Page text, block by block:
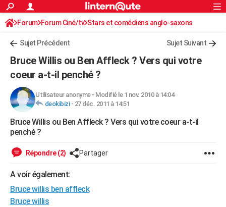
ACTUALITÉS
Politique
Société
Faits Divers
Education
Monde
Villes
+
Programme TV
Sorties cinéma
FINANCE
Retraite
Impôts
Epargne
Immobilier
Risques naturels par ville
Banque
Assurance
Crédit
AUTO
Essais
Réserver un essai
Citadines
Berlines
SUV
Forum auto
HIGH-TECH
Mobiles
Meilleur smartphone
Internet
Ordinateurs
Jeux vidéo
Guide high-tech
+BRICOLAGE
Forum
Aménagement intérieur
Extérieur
Cuisine
Salle de bains
Jardinage
Rangement
WEEK-END
Guides de France
Escapades
Patrimoine
Expositions
Musées
Week-end nature
+LIFESTYLE
Art de vivre
Bien-être
Loisirs
Mode
Modes de vie
SANTE
Rechercher
S'inscrire
Connexion
Forum Forum Ciné/tv Stars et comédiens anglo-saxons
Sujet Précédent Sujet Suivant
Bruce Willis ou Ben Affleck ? Vers qui votre
coeur a-t-il penché ?
Utilisateur anonyme- Modifié le 1 nov. 2010 à 14:04
deokibizi- 27 déc. 2011 à 14:51
Bruce Willis ou Ben Affleck ? Vers qui votre coeur a-t-il
penché ?
Répondre (2) Partager
A voir également:
Bruce willis ben affleck
Bruce willis